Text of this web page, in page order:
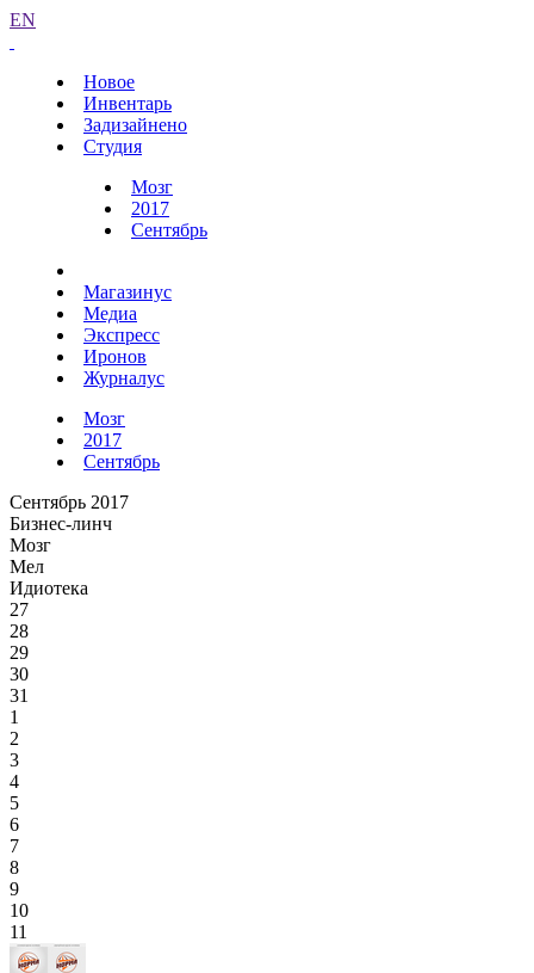
EN
Новое
Инвентарь
Задизайнено
Студия
Мозг
2017
Сентябрь
Магазинус
Медиа
Экспресс
Иронов
Журналус
Мозг
2017
Сентябрь
Сентябрь 2017
Бизнес-линч
Мозг
Мел
Идиотека
27
28
29
30
31
1
2
3
4
5
6
7
8
9
10
11